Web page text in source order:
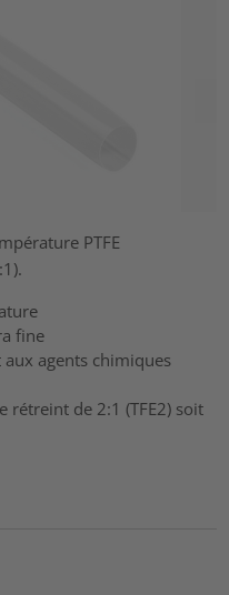
PTFE
fine
agents chimiques
rétreint de 2:1 (TFE2) soit